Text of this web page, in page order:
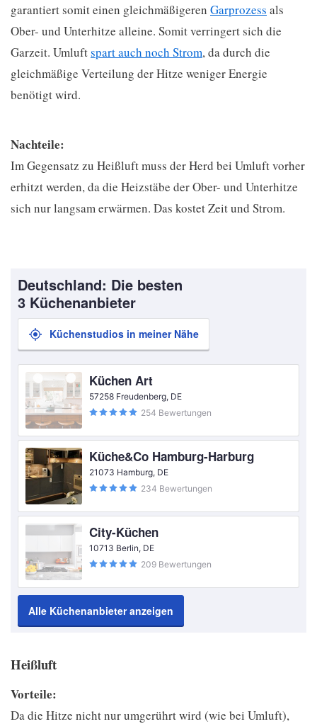
garantiert somit einen gleichmäßigeren Garprozess als
Ober- und Unterhitze alleine. Somit verringert sich die
Garzeit. Umluftspart auch noch Strom, da durch die
gleichmäßige Verteilung der Hitze weniger Energie
benötigt wird.
Nachteile:
Im Gegensatz zu Heißluft muss der Herd bei Umluft vorher
erhitzt werden, da die Heizstäbe der Ober- und Unterhitze
sich nur langsam erwärmen. Das kostet Zeit und Strom.
Deutschland: Die besten
3 Küchenanbieter
Küchenstudios in meiner Nähe
Küchen Art
57258 Freudenberg, DE
254 Bewertungen
Küche&Co Hamburg-Harburg
21073 Hamburg, DE
234 Bewertungen
City-Küchen
10713 Berlin, DE
209 Bewertungen
Alle Küchenanbieter anzeigen
Heißluft
Vorteile:
Da die Hitze nicht nur umgerührt wird (wie bei Umluft),